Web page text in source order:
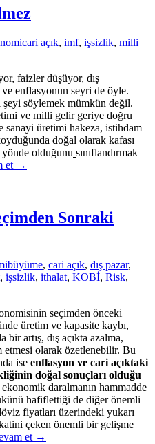
cari açık, imf, işsizlik, milli
faizler düşüyor, dış
enflasyonun seyri de öyle.
şeyi söylemek mümkün değil.
ve milli gelir geriye doğru
sanayi üretimi hakeza, istihdam
doğal olarak kafası
yönde olduğunu sınıflandırmak
et →
Sonraki
büyüme, cari açık, dış pazar,
, işsizlik, ithalat, KOBİ, Risk,
seçimden önceki
üretim ve kapasite kaybı,
artış, dış açıkta azalma,
etmesi olarak özetlenebilir. Bu
ise enflasyon ve cari açıktaki
doğal sonuçları olduğu
daralmanın hammadde
hafiflettiği de diğer önemli
fiyatları üzerindeki yukarı
çeken önemli bir gelişme
et →